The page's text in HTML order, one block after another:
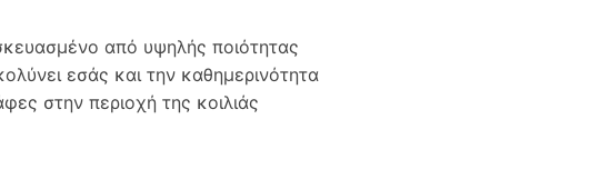
από υψηλής ποιότητας
εσάς και την καθημερινότητα
στην περιοχή της κοιλιάς